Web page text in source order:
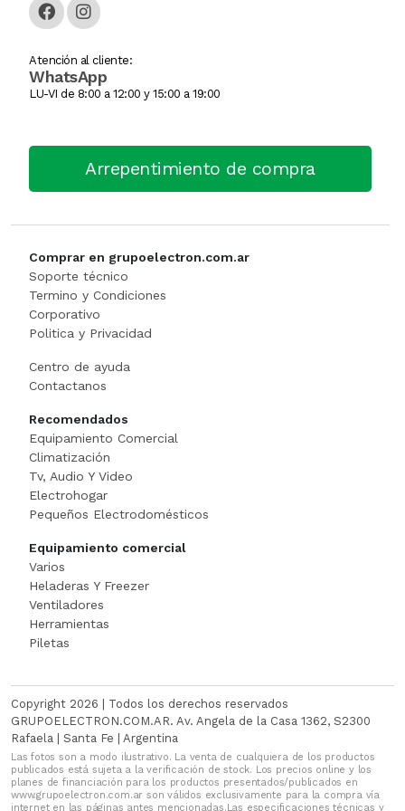
Atención al cliente:
WhatsApp
LU-VI de 8:00 a 12:00 y 15:00 a 19:00
Arrepentimiento de compra
Comprar en grupoelectron.com.ar
Soporte técnico
Termino y Condiciones
Corporativo
Politica y Privacidad
Centro de ayuda
Contactanos
Recomendados
Equipamiento Comercial
Climatización
Tv, Audio Y Video
Electrohogar
Pequeños Electrodomésticos
Equipamiento comercial
Varios
Heladeras Y Freezer
Ventiladores
Herramientas
Piletas
Copyright 2026 | Todos los derechos reservados
GRUPOELECTRON.COM.AR. Av. Angela de la Casa 1362, S2300
Rafaela | Santa Fe | Argentina
Las fotos son a modo ilustrativo. La venta de cualquiera de los productos
publicados está sujeta a la verificación de stock. Los precios online y los
planes de financiación para los productos presentados/publicados en
www.grupoelectron.com.ar son válidos exclusivamente para la compra vía
internet en las páginas antes mencionadas.Las especificaciones técnicas y
Hamburguesera
Horno Industrial
Licuadora
Lomitera
Lunchonette
Mesa De Trabajo
MEZCLADORA
MICROONDA INDUSTRIAL
Multiprocesadora
PANADERI
Picadora
Plancha Grill
Porta Bobinas Doble